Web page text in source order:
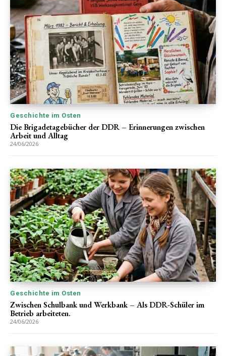
Geschichte im Osten
Die Brigadetagebücher der DDR – Erinnerungen zwischen
Arbeit und Alltag
24/06/2026
Geschichte im Osten
Zwischen Schulbank und Werkbank – Als DDR-Schüler im
Betrieb arbeiteten.
24/06/2026